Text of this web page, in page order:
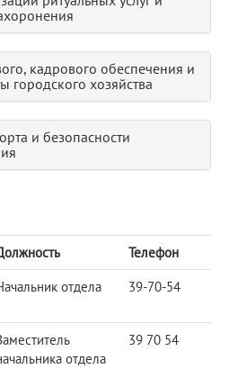
кадрового обеспечения и
городского хозяйства
и безопасности
Телефон
отдела 39-70-54
отдела
39 70 54